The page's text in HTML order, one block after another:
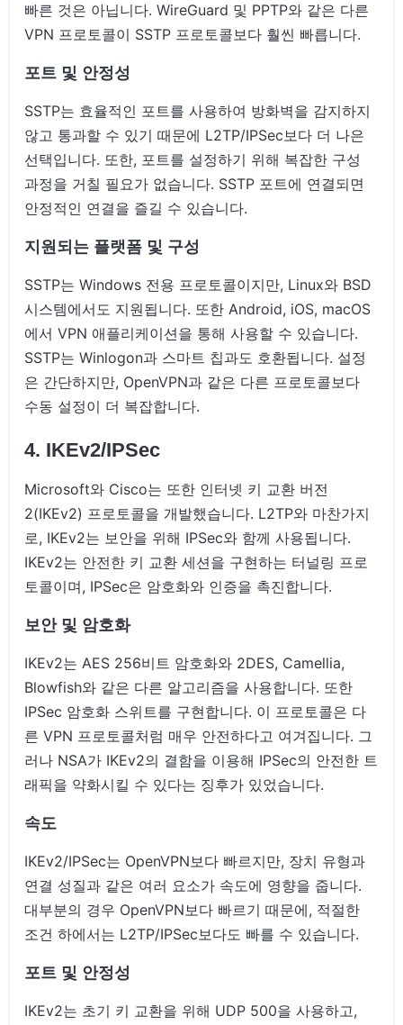
빠른 것은 아닙니다. WireGuard 및 PPTP와 같은 다른
VPN 프로토콜이 SSTP 프로토콜보다 훨씬 빠릅니다.
포트 및 안정성
SSTP는 효율적인 포트를 사용하여 방화벽을 감지하지
않고 통과할 수 있기 때문에 L2TP/IPSec보다 더 나은
선택입니다. 또한, 포트를 설정하기 위해 복잡한 구성
과정을 거칠 필요가 없습니다. SSTP 포트에 연결되면
안정적인 연결을 즐길 수 있습니다.
지원되는 플랫폼 및 구성
SSTP는 Windows 전용 프로토콜이지만, Linux와 BSD
시스템에서도 지원됩니다. 또한 Android, iOS, macOS
에서 VPN 애플리케이션을 통해 사용할 수 있습니다.
SSTP는 Winlogon과 스마트 칩과도 호환됩니다. 설정
은 간단하지만, OpenVPN과 같은 다른 프로토콜보다
수동 설정이 더 복잡합니다.
4. IKEv2/IPSec
Microsoft와 Cisco는 또한 인터넷 키 교환 버전
2(IKEv2) 프로토콜을 개발했습니다. L2TP와 마찬가지
로, IKEv2는 보안을 위해 IPSec와 함께 사용됩니다.
IKEv2는 안전한 키 교환 세션을 구현하는 터널링 프로
토콜이며, IPSec은 암호화와 인증을 촉진합니다.
보안 및 암호화
IKEv2는 AES 256비트 암호화와 2DES, Camellia,
Blowfish와 같은 다른 알고리즘을 사용합니다. 또한
IPSec 암호화 스위트를 구현합니다. 이 프로토콜은 다
른 VPN 프로토콜처럼 매우 안전하다고 여겨집니다. 그
러나 NSA가 IKEv2의 결함을 이용해 IPSec의 안전한 트
래픽을 약화시킬 수 있다는 징후가 있었습니다.
속도
IKEv2/IPSec는 OpenVPN보다 빠르지만, 장치 유형과
연결 성질과 같은 여러 요소가 속도에 영향을 줍니다.
대부분의 경우 OpenVPN보다 빠르기 때문에, 적절한
조건 하에서는 L2TP/IPSec보다도 빠를 수 있습니다.
포트 및 안정성
IKEv2는 초기 키 교환을 위해 UDP 500을 사용하고,